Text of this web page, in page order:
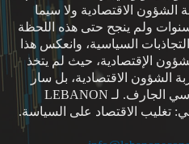
الشؤون الاقتصادية ولا سيما
سنوات ولم ينجح حتى هذه اللحظة
السياسية، وانعكس هذا
الإقتصادية، حيث لم يتخذ
الشؤون الاقتصادية، بل سار
والاقتصاد في التيار السياسي الجارف. لـ LEBANON